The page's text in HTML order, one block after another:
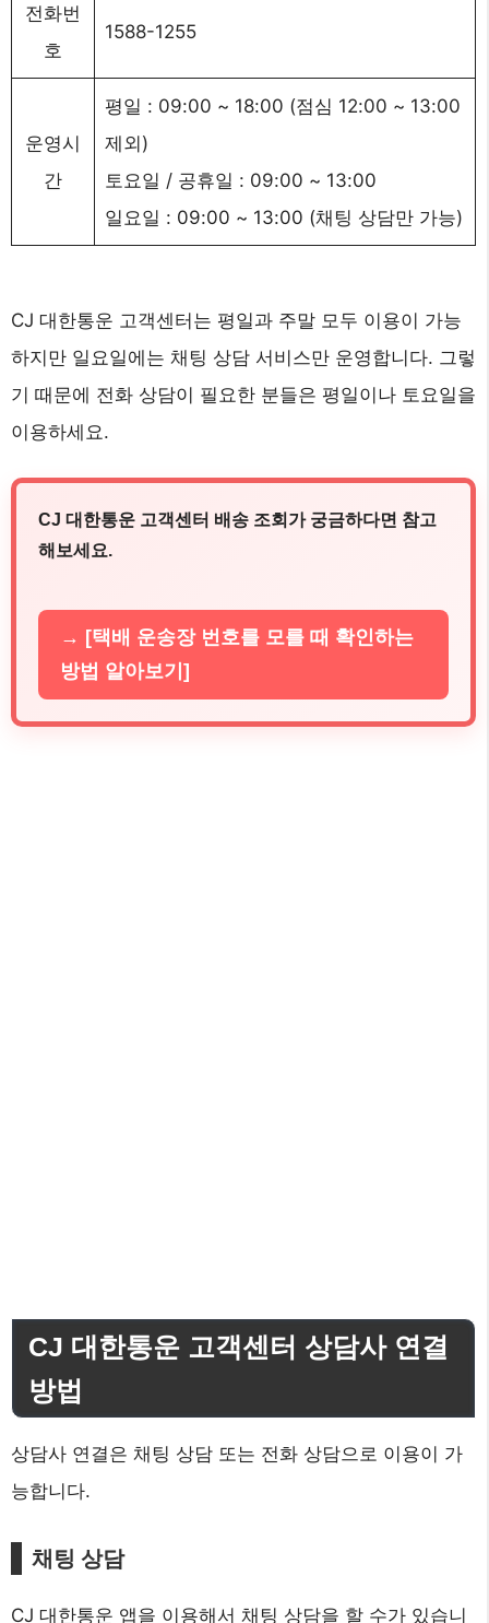
전화번
호
1588-1255
운영시
간
평일 : 09:00 ~ 18:00 (점심 12:00 ~ 13:00
제외)
토요일 / 공휴일 : 09:00 ~ 13:00
일요일 : 09:00 ~ 13:00 (채팅 상담만 가능)
CJ 대한통운 고객센터는 평일과 주말 모두 이용이 가능
하지만 일요일에는 채팅 상담 서비스만 운영합니다. 그렇
기 때문에 전화 상담이 필요한 분들은 평일이나 토요일을
이용하세요.
CJ 대한통운 고객센터 배송 조회가 궁금하다면 참고
해보세요.
→ [택배 운송장 번호를 모를 때 확인하는
방법 알아보기]
CJ 대한통운 고객센터 상담사 연결
방법
상담사 연결은 채팅 상담 또는 전화 상담으로 이용이 가
능합니다.
채팅 상담
CJ 대한통운 앱을 이용해서 채팅 상담을 할 수가 있습니